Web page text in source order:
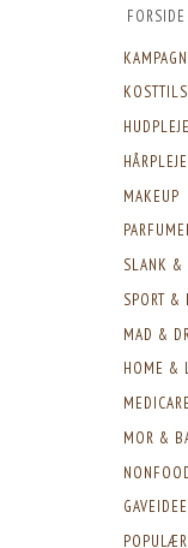
FORSIDE
HUDPLEJE
HÅRPLEJE
MAKEUP
SLANK &
SPORT &
MAD &
HOME &
MOR &